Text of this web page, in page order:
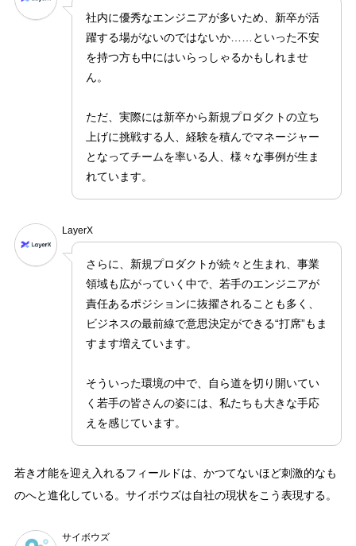
社内に優秀なエンジニアが多いため、新卒が活
躍する場がないのではないか……といった不安
を持つ方も中にはいらっしゃるかもしれませ
ん。
ただ、実際には新卒から新規プロダクトの立ち
上げに挑戦する人、経験を積んでマネージャー
となってチームを率いる人、様々な事例が生ま
れています。
LayerX
さらに、新規プロダクトが続々と生まれ、事業
領域も広がっていく中で、若手のエンジニアが
責任あるポジションに抜擢されることも多く、
ビジネスの最前線で意思決定ができる“打席”もま
すます増えています。
そういった環境の中で、自ら道を切り開いてい
く若手の皆さんの姿には、私たちも大きな手応
えを感じています。
若き才能を迎え入れるフィールドは、かつてないほど刺激的なも
のへと進化している。サイボウズは自社の現状をこう表現する。
サイボウズ